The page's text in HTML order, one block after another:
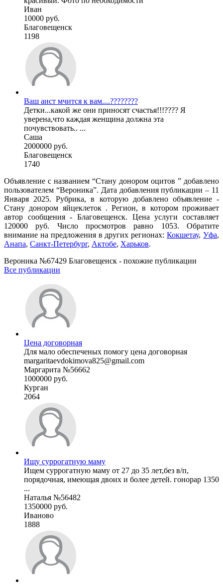
Иван
10000 руб.
Благовещенск
1198
Ваш аист мчится к вам....????????
Детки...какой же они приносят счастья!!!???? Я
уверена,что каждая женщина должна эта
почувствовать.. ...
Саша
2000000 руб.
Благовещенск
1740
Объявление с названием “Стану донором оцитов ” добавлено
пользователем “Вероника”. Дата добавления публикации – 11
Января 2025. Рубрика, в которую добавлено объявление -
Стану донором яйцеклеток . Регион, в котором проживает
автор сообщения - Благовещенск. Цена услуги составляет
120000 руб. Число просмотров равно 1053. Обратите
внимание на предложения в других регионах:Кокшетау,Уфа,
Анапа, Санкт-Петербург, Актобе, Харьков.
Вероника №67429 Благовещенск - похожие публикации
Все публикации
Цена договорная
Для мало обеспеченых помогу цена договорная
margaritaevdokimova825@gmail.com
Маргарита №56662
1000000 руб.
Курган
2064
Ищу суррогатную маму
Ищем суррогатную маму от 27 до 35 лет,без в/п,
порядочная, имеющая двоих и более детей. гонорар 1350
...
Наталья №56482
1350000 руб.
Иваново
1888